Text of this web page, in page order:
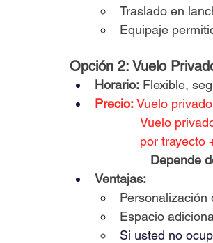
Traslado en
Equipaje
Opción 2: Vuelo
Horario: Flexible,
Precio:Vuelo
por trayecto +
Ventajas:
Personalización
Espacio
Si usted no